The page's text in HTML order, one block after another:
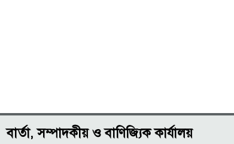
বার্তা, সম্পাদকীয় ও বাণিজ্যিক কার্যালয়